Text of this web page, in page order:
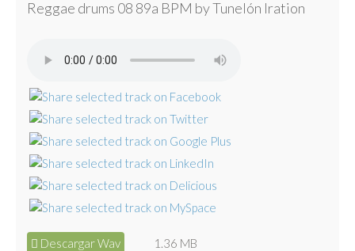
Reggae drums 08 89a BPM by Tunelón Iration
Descargar Wav 1.36 MB